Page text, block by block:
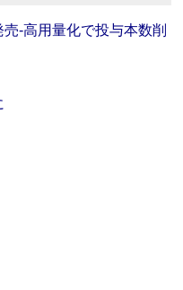
‐高用量化で投与本数削